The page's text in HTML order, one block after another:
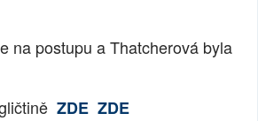
na postupu a Thatcherová byla
ZDE ZDE